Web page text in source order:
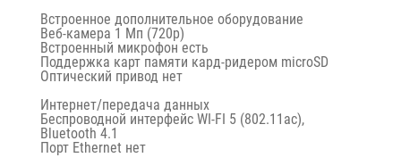
Встроенное дополнительное оборудование
Веб-камера 1 Мп (720p)
Встроенный микрофон есть
Поддержка карт памяти кард-ридером microSD
Оптический привод нет
Интернет/передача данных
Беспроводной интерфейс WI-FI 5 (802.11ac),
Bluetooth 4.1
Порт Ethernet нет